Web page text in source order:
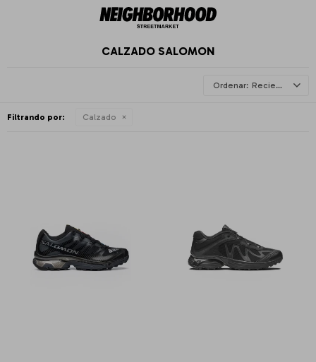
CALZADO SALOMON
Recientes
Filtrando por: Calzado